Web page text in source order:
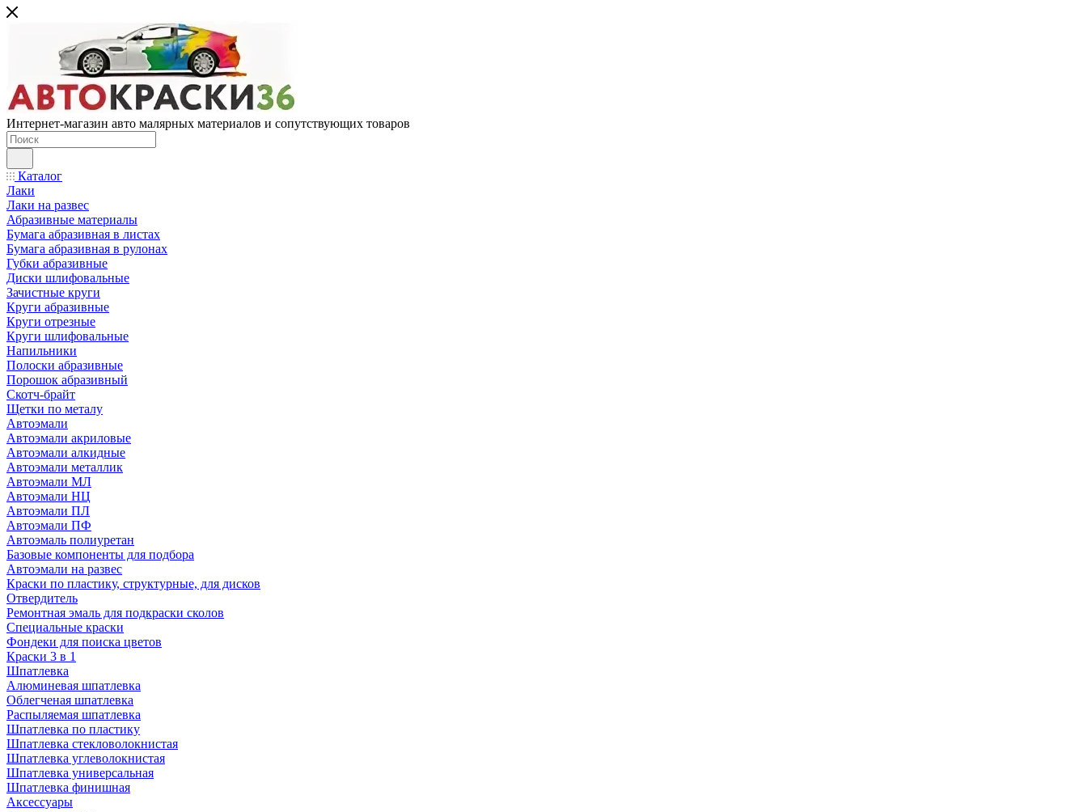
Интернет-магазин авто малярных материалов и сопутствующих товаров
Каталог
Лаки
Лаки на развес
Абразивные материалы
Бумага абразивная в листах
Бумага абразивная в рулонах
Губки абразивные
Диски шлифовальные
Зачистные круги
Круги абразивные
Круги отрезные
Круги шлифовальные
Напильники
Полоски абразивные
Порошок абразивный
Скотч-брайт
Щетки по металу
Автоэмали
Автоэмали акриловые
Автоэмали алкидные
Автоэмали металлик
Автоэмали МЛ
Автоэмали НЦ
Автоэмали ПЛ
Автоэмали ПФ
Автоэмаль полиуретан
Базовые компоненты для подбора
Автоэмали на развес
Краски по пластику, структурные, для дисков
Отвердитель
Ремонтная эмаль для подкраски сколов
Специальные краски
Фондеки для поиска цветов
Краски 3 в 1
Шпатлевка
Алюминевая шпатлевка
Облегченая шпатлевка
Распыляемая шпатлевка
Шпатлевка по пластику
Шпатлевка стекловолокнистая
Шпатлевка углеволокнистая
Шпатлевка универсальная
Шпатлевка финишная
Аксессуары